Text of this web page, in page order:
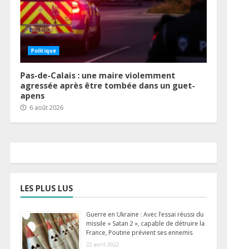
Politique
Pas-de-Calais : une maire violemment
agressée après être tombée dans un guet-
apens
6 août 2026
LES PLUS LUS
Guerre en Ukraine : Avec l’essai réussi du
missile « Satan 2 », capable de détruire la
France, Poutine prévient ses ennemis
22 avril 2022